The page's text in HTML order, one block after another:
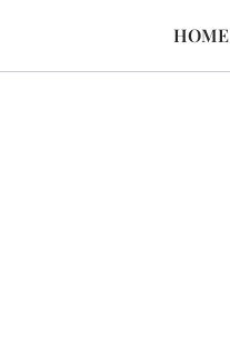
HOME